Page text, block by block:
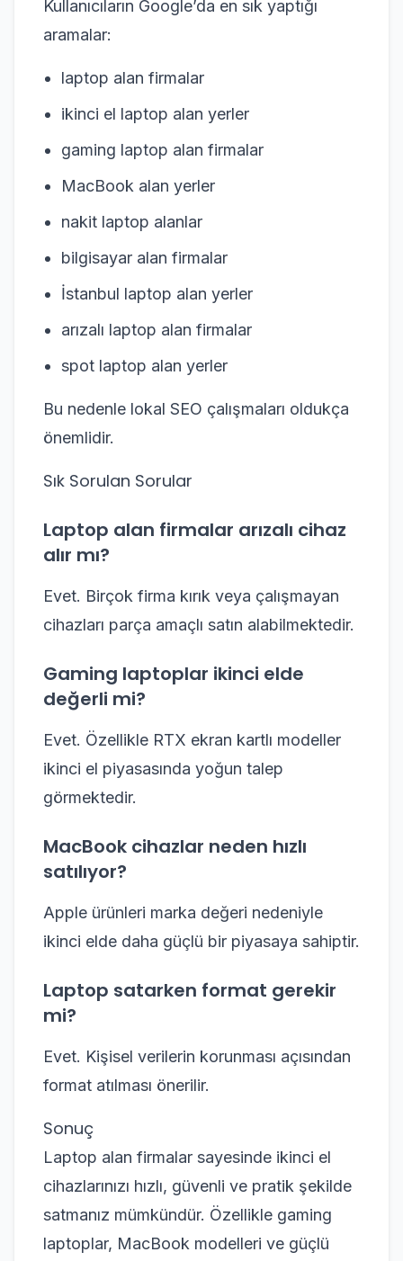
Kullanıcıların Google’da en sık yaptığı
aramalar:
laptop alan firmalar
ikinci el laptop alan yerler
gaming laptop alan firmalar
MacBook alan yerler
nakit laptop alanlar
bilgisayar alan firmalar
İstanbul laptop alan yerler
arızalı laptop alan firmalar
spot laptop alan yerler
Bu nedenle lokal SEO çalışmaları oldukça
önemlidir.
Sık Sorulan Sorular
Laptop alan firmalar arızalı cihaz
alır mı?
Evet. Birçok firma kırık veya çalışmayan
cihazları parça amaçlı satın alabilmektedir.
Gaming laptoplar ikinci elde
değerli mi?
Evet. Özellikle RTX ekran kartlı modeller
ikinci el piyasasında yoğun talep
görmektedir.
MacBook cihazlar neden hızlı
satılıyor?
Apple ürünleri marka değeri nedeniyle
ikinci elde daha güçlü bir piyasaya sahiptir.
Laptop satarken format gerekir
mi?
Evet. Kişisel verilerin korunması açısından
format atılması önerilir.
Sonuç
Laptop alan firmalar sayesinde ikinci el
cihazlarınızı hızlı, güvenli ve pratik şekilde
satmanız mümkündür. Özellikle gaming
laptoplar, MacBook modelleri ve güçlü